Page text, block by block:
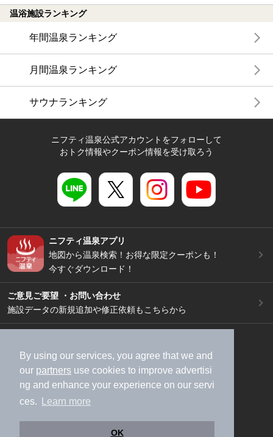
By using our services, you agree that we and
our partners use cookies to improve advertisi
ng and enhance your experience on our servi
ces.
Learn more
OK
温浴施設ランキング
年間温泉ランキング
月間温泉ランキング
サウナランキング
ニフティ温泉公式アカウントをフォローして
おトク情報やクーポン情報を受け取ろう
ニフティ温泉アプリ
地図から温泉検索！お得な限定クーポンも！
今すぐダウンロード！
ご意見ご要望 ・お問い合わせ
施設データの新規追加や修正依頼もこちらから
加盟店募集（資料請求）
広告出稿のご案内
利用規約
ライフスタイルMEMBERS+規約
特定商取引法に基づく表記
ヘルプ
採用情報
運営会社